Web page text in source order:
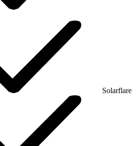
Solarflare